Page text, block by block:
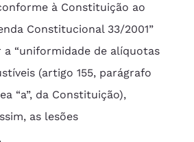
à Constituição ao
Constitucional 33/2001”
“uniformidade de alíquotas
(artigo 155, parágrafo
“a”, da Constituição),
as lesões